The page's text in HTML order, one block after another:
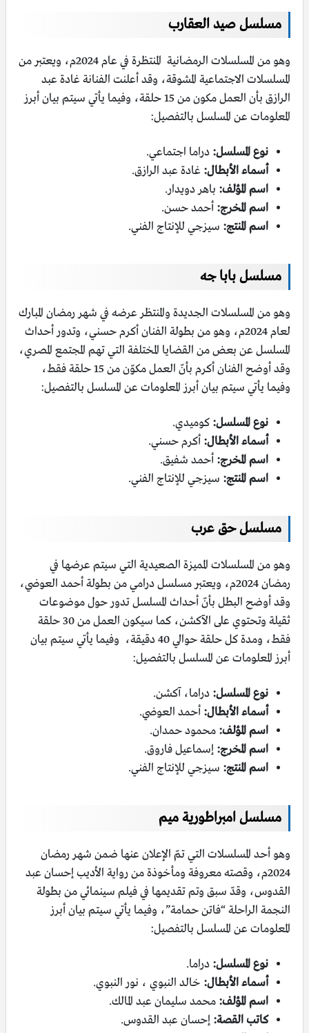
مسلسل صيد العقارب
وهو من المسلسلات الرمضانية المنتظرة في عام 2024م، ويعتبر من
المسلسلات الاجتماعية المشوقة، وقد أعلنت الفنانة غادة عبد
الرازق بأن العمل مكون من 15 حلقة، وفيما يأتي سيتم بيان أبرز
المعلومات عن المسلسل بالتفصيل:
نوع المسلسل: دراما اجتماعي.
أسماء الأبطال: غادة عبد الرازق.
اسم المؤلف: باهر دويدار.
اسم المخرج: أحمد حسن.
اسم المنتج: سيزجي للإنتاج الفني.
مسلسل بابا جه
وهو من المسلسلات الجديدة والمنتظر عرضه في شهر رمضان المبارك
لعام 2024م، وهو من بطولة الفنان أكرم حسني، وتدور أحداث
المسلسل عن بعض من القضايا المختلفة التي تهم المجتمع المصري،
وقد أوضح الفنان أكرم بأنّ العمل مكوّن من 15 حلقة فقط،
وفيما يأتي سيتم بيان أبرز المعلومات عن المسلسل بالتفصيل:
نوع المسلسل: كوميدي.
أسماء الأبطال: أكرم حسني.
اسم المخرج: أحمد شفيق.
اسم المنتج: سيزجي للإنتاج الفني.
مسلسل حق عرب
وهو من المسلسلات المميزة الصعيدية التي سيتم عرضها في
رمضان 2024م، ويعتبر مسلسل درامي من بطولة أحمد العوضي،
وقد أوضح البطل بأنّ أحداث المسلسل تدور حول موضوعات
ثقيلة وتحتوي على الآكشن، كما سيكون العمل من 30 حلقة
فقط، ومدة كل حلقة حوالي 40 دقيقة، وفيما يأتي سيتم بيان
أبرز المعلومات عن المسلسل بالتفصيل:
نوع المسلسل: دراما، آكشن.
أسماء الأبطال: أحمد العوضي.
اسم المؤلف: محمود حمدان.
اسم المخرج: إسماعيل فاروق.
اسم المنتج: سيزجي للإنتاج الفني.
مسلسل امبراطورية ميم
وهو أحد المسلسلات التي تمّ الإعلان عنها ضمن شهر رمضان
2024م، وقصته معروفة ومأخوذة من رواية الأديب إحسان عبد
القدوس، وقدّ سبق وتم تقديمها في فيلم سينمائي من بطولة
النجمة الراحلة “فاتن حمامة”، وفيما يأتي سيتم بيان أبرز
المعلومات عن المسلسل بالتفصيل:
نوع المسلسل: دراما.
أسماء الأبطال: خالد النبوي ، نور النبوي.
اسم المؤلف: محمد سليمان عبد المالك.
كاتب القصة: إحسان عبد القدوس.